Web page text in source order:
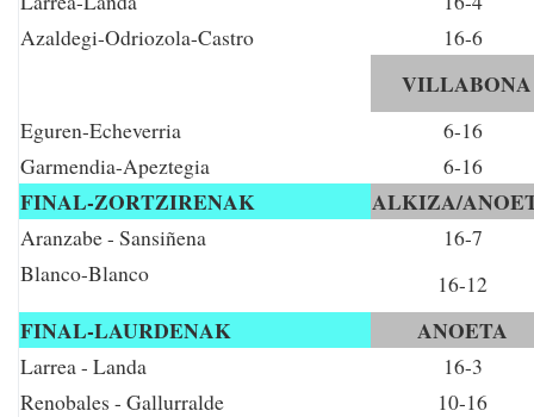
Azaldegi-Odriozola-Castro
16-6
VILLABONA
Eguren-Echeverria
6-16
Garmendia-Apeztegia
6-16
FINAL-ZORTZIRENAK ALKIZA/
Aranzabe - Sansiñena
16-7
Blanco-Blanco
16-12
FINAL-LAURDENAK ANOETA
Larrea - Landa
16-3
Renobales - Gallurralde
10-16